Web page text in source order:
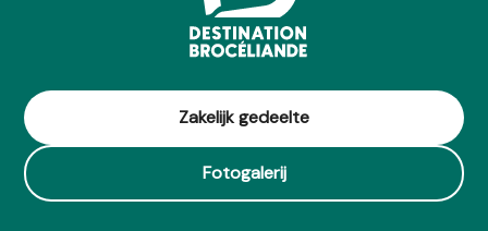
Zakelijk gedeelte
Fotogalerij